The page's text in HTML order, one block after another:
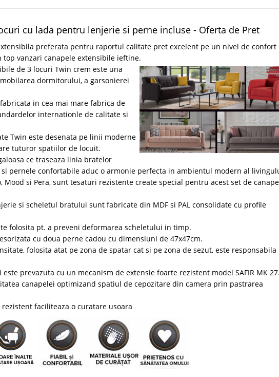
cu lada pentru lenjerie si perne incluse - Oferta de Pret
preferata pentru raportul calitate pret excelent pe un nivel de confort
vanzari canapele extensibile ieftine.
de 3 locuri Twin crem este una
dormitorului, a garsonierei
in cea mai mare fabrica de
internationle de calitate si
Twin este desenata pe linii moderne
tuturor spatiilor de locuit.
ce traseaza linia bratelor
pernele confortabile aduc o armonie perfecta in ambientul modern al
Mood si Pera, sunt tesaturi rezistente create special pentru acest set de
si scheletul bratului sunt fabricate din MDF si PAL consolidate cu profile
folosita pt. a preveni deformarea scheletului in timp.
cu doua perne cadou cu dimensiuni de 47x47cm.
folosita atat pe zona de spatar cat si pe zona de sezut, este responsabila
prevazuta cu un mecanism de extensie foarte rezistent model SAFIR MK
canapelei optimizand spatiul de cepozitare din camera prin pastrarea
faciliteaza o curatare usoara